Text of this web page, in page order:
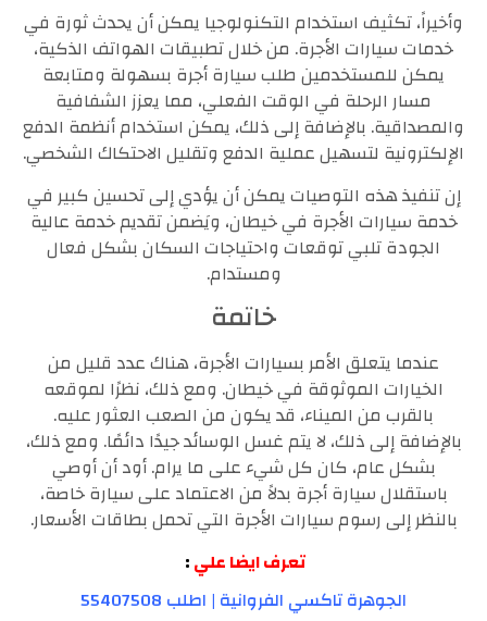
وأخيراً، تكثيف استخدام التكنولوجيا يمكن أن يحدث ثورة في
خدمات سيارات الأجرة. من خلال تطبيقات الهواتف الذكية،
يمكن للمستخدمين طلب سيارة أجرة بسهولة ومتابعة
مسار الرحلة في الوقت الفعلي، مما يعزز الشفافية
والمصداقية. بالإضافة إلى ذلك، يمكن استخدام أنظمة الدفع
الإلكترونية لتسهيل عملية الدفع وتقليل الاحتكاك الشخصي.
إن تنفيذ هذه التوصيات يمكن أن يؤدي إلى تحسين كبير في
خدمة سيارات الأجرة في خيطان، ويَضمن تقديم خدمة عالية
الجودة تلبي توقعات واحتياجات السكان بشكل فعال
ومستدام.
خاتمة
عندما يتعلق الأمر بسيارات الأجرة، هناك عدد قليل من
الخيارات الموثوقة في خيطان. ومع ذلك، نظرًا لموقعه
بالقرب من الميناء، قد يكون من الصعب العثور عليه.
بالإضافة إلى ذلك، لا يتم غسل الوسائد جيدًا دائمًا. ومع ذلك،
بشكل عام، كان كل شيء على ما يرام. أود أن أوصي
باستقلال سيارة أجرة بدلاً من الاعتماد على سيارة خاصة،
بالنظر إلى رسوم سيارات الأجرة التي تحمل بطاقات الأسعار.
تعرف ايضا علي:
الجوهرة تاكسي الفروانية | اطلب 55407508